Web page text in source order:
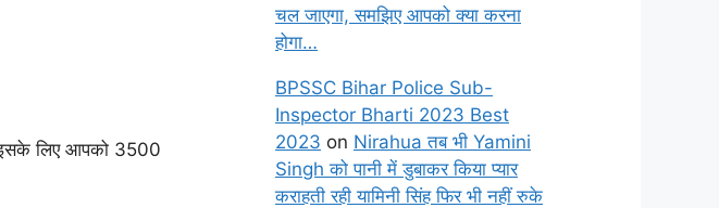
इसके लिए आपको 3500
चल जाएगा, समझिए आपको क्या करना
होगा…
BPSSC Bihar Police Sub-
Inspector Bharti 2023 Best
2023 on Nirahua तब भी Yamini
Singh को पानी में डुबाकर किया प्यार
कराहती रही यामिनी सिंह फिर भी नहीं रुके